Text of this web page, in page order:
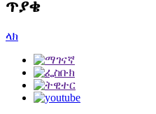
ጥያቄ
ላክ